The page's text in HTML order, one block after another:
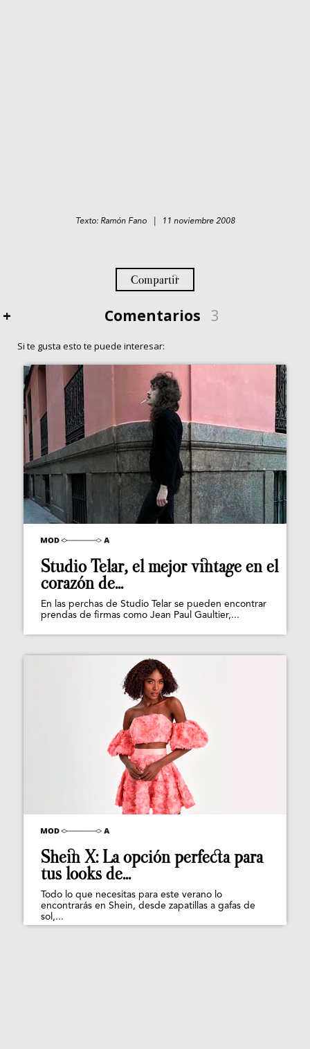
Texto: Ramón Fano | 11 noviembre 2008
Compartir
+ Comentarios 3
Si te gusta esto te puede interesar:
Studio Telar, el mejor vintage en el
corazón de...
En las perchas de Studio Telar se pueden encontrar
prendas de firmas como Jean Paul Gaultier,...
Shein X: La opción perfecta para
tus looks de...
Todo lo que necesitas para este verano lo
encontrarás en Shein, desde zapatillas a gafas de
sol,...